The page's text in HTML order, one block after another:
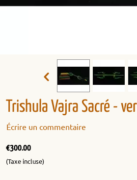
Trishula Vajra Sacré -
Écrire un commentaire
€300.00
(Taxe incluse)